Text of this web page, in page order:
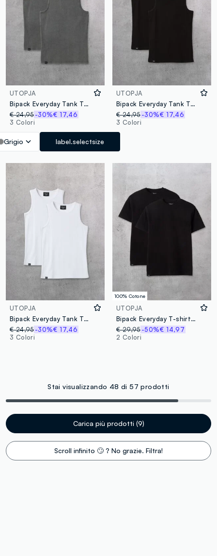
UTOPJA
Bipack Everyday Tank Top Vintage Grey
€ 24,95-30%€ 17,46
3 Colori
Grigio label.selectsize
UTOPJA
Bipack Everyday Tank Top Black
€ 24,95 -30%€ 17,46
3 Colori
UTOPJA
Bipack Everyday Tank Top White
€ 24,95-30%€ 17,46
3 Colori
100% Cotone
UTOPJA
Bipack Everyday T-shirt Black
€ 29,95 -50%€ 14,97
2 Colori
Stai visualizzando 48 di 57 prodotti
Carica più prodotti (9)
Scroll infinito 🙄 ? No grazie. Filtra!